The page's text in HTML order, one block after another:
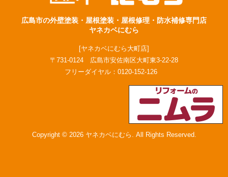
広島市の外壁塗装・屋根塗装・屋根修理・防水補修専門店
ヤネカベにむら
[ヤネカベにむら大町店]
〒731-0124 広島市安佐南区大町東3-22-28
フリーダイヤル： 0120-152-126
Copyright © 2026 ヤネカベにむら. All Rights Reserved.